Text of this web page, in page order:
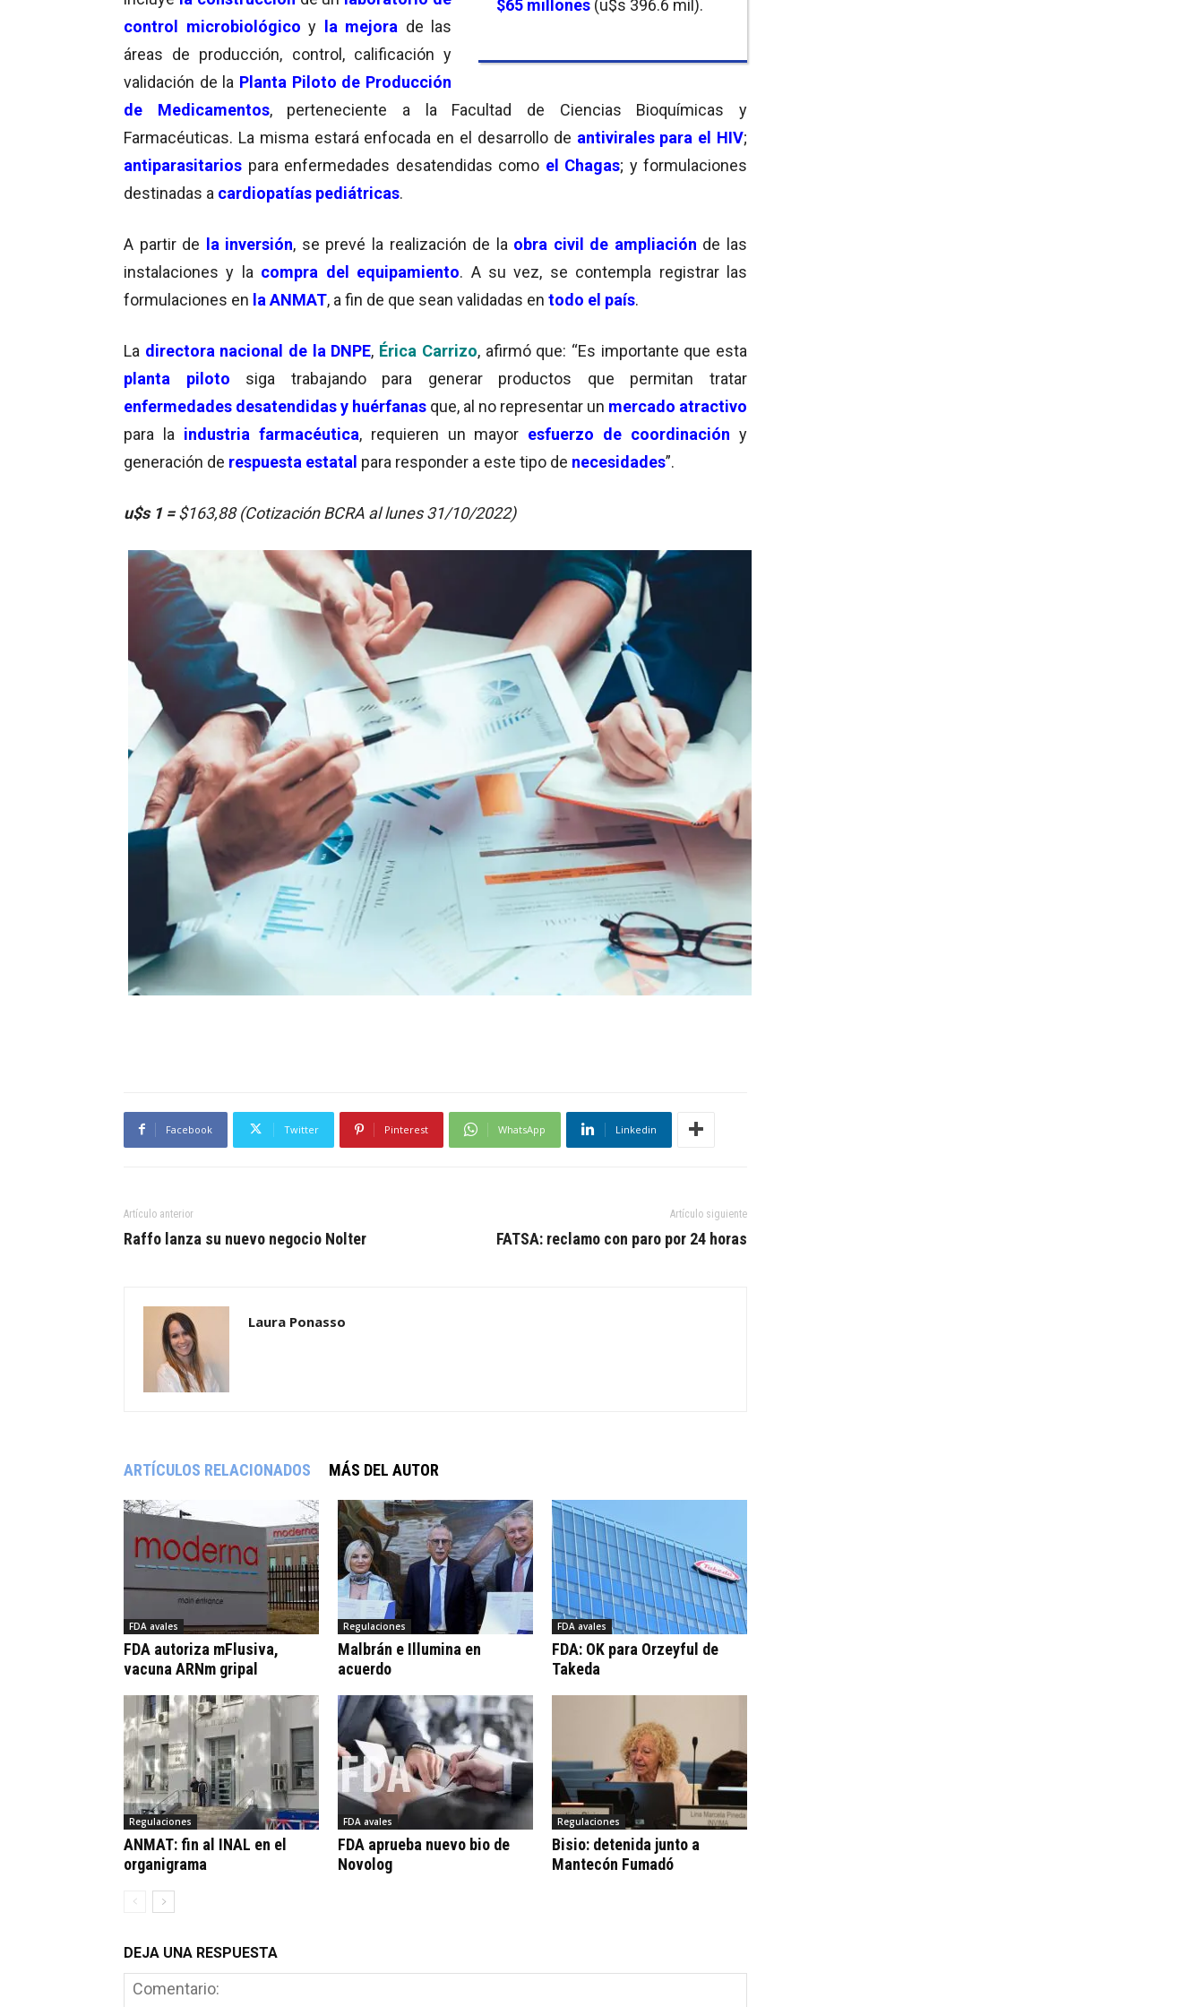
$65 millones (u$s 396.6 mil).
control microbiológico y la mejora de las
áreas de producción, control, calificación y
validación de la Planta Piloto de Producción
de Medicamentos, perteneciente a la Facultad de Ciencias Bioquímicas y
Farmacéuticas. La misma estará enfocada en el desarrollo de antivirales para el HIV;
antiparasitarios para enfermedades desatendidas como el Chagas; y formulaciones
destinadas a cardiopatías pediátricas.
A partir de la inversión, se prevé la realización de la obra civil de ampliación de las
instalaciones y la compra del equipamiento. A su vez, se contempla registrar las
formulaciones en la ANMAT, a fin de que sean validadas en todo el país.
La directora nacional de la DNPE, Érica Carrizo, afirmó que: “Es importante que esta
planta piloto siga trabajando para generar productos que permitan tratar
enfermedades desatendidas y huérfanas que, al no representar un mercado atractivo
para la industria farmacéutica, requieren un mayor esfuerzo de coordinación y
generación de respuesta estatal para responder a este tipo de necesidades”.
u$s 1 =$163,88 (Cotización BCRA al lunes 31/10/2022)
Facebook Twitter Pinterest WhatsApp Linkedin
Artículo anterior
Raffo lanza su nuevo negocio Nolter
Artículo siguiente
FATSA: reclamo con paro por 24 horas
Laura Ponasso
ARTÍCULOS RELACIONADOS MÁS DEL AUTOR
FDA avales
FDA autoriza mFlusiva,
vacuna ARNm gripal
Regulaciones
Malbrán e Illumina en
acuerdo
FDA avales
FDA: OK para Orzeyful de
Takeda
Regulaciones
ANMAT: fin al INAL en el
organigrama
FDA avales
FDA aprueba nuevo bio de
Novolog
Regulaciones
Bisio: detenida junto a
Mantecón Fumadó
DEJA UNA RESPUESTA